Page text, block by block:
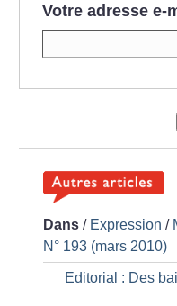
Votre adresse e-
Dans / Expression /
N° 193 (mars 2010)
Editorial : Des